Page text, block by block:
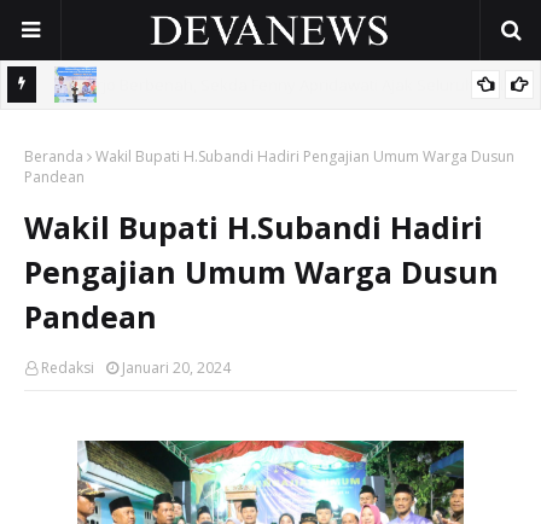
42.210 Pekerja Rentan Lewat BPJS Ketenagakerjaan
Beranda
Wakil Bupati H.Subandi Hadiri Pengajian Umum Warga Dusun
Pandean
Wakil Bupati H.Subandi Hadiri
Pengajian Umum Warga Dusun
Pandean
Redaksi Januari 20, 2024